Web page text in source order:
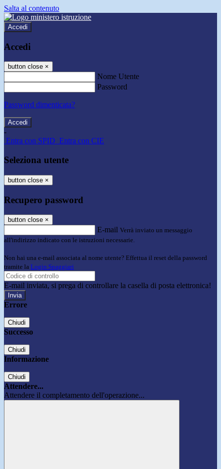
Salta al contenuto
Accedi
Accedi
button close ×
Nome Utente
Password
Password dimenticata?
-
Entra con SPID Entra con CIE
Seleziona utente
button close ×
Recupero password
button close ×
E-mail Verrà inviato un messaggio
all'indirizzo indicato con le istruzioni necessarie.
Non hai una e-mail associata al nome utente? Effettua il reset della password
tramite la Login Spaggiari
E-mail inviata, si prega di controllare la casella di posta elettronica!
Errore
Chiudi
Successo
Chiudi
Informazione
Chiudi
Attendere...
Attendere il completamento dell'operazione...